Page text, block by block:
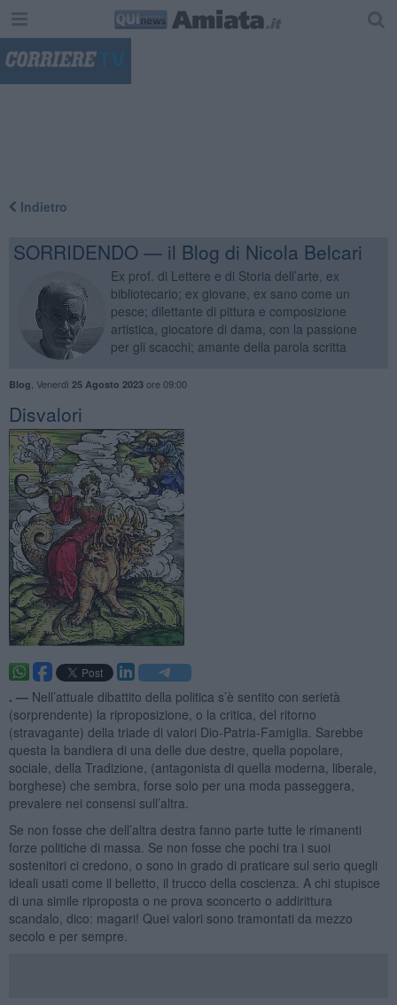
Indietro
SORRIDENDO — il Blog di Nicola Belcari
Ex prof. di Lettere e di Storia dell’arte, ex
bibliotecario; ex giovane, ex sano come un
pesce; dilettante di pittura e composizione
artistica, giocatore di dama, con la passione
per gli scacchi; amante della parola scritta
Blog Venerdì 25 Agosto 2023ore 09:00
Disvalori
. — Nell’attuale dibattito della politica s’è sentito con serietà
(sorprendente) la riproposizione, o la critica, del ritorno
(stravagante) della triade di valori Dio-Patria-Famiglia. Sarebbe
questa la bandiera di una delle due destre, quella popolare,
sociale, della Tradizione, (antagonista di quella moderna, liberale,
borghese) che sembra, forse solo per una moda passeggera,
prevalere nei consensi sull’altra.
Se non fosse che dell’altra destra fanno parte tutte le rimanenti
forze politiche di massa. Se non fosse che pochi tra i suoi
sostenitori ci credono, o sono in grado di praticare sul serio quegli
ideali usati come il belletto, il trucco della coscienza. A chi stupisce
di una simile riproposta o ne prova sconcerto o addirittura
scandalo, dico: magari! Quei valori sono tramontati da mezzo
secolo e per sempre.